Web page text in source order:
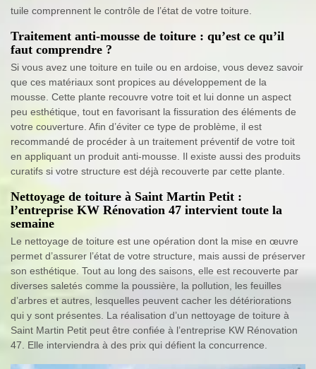
tuile comprennent le contrôle de l’état de votre toiture.
Traitement anti-mousse de toiture : qu’est ce qu’il
faut comprendre ?
Si vous avez une toiture en tuile ou en ardoise, vous devez savoir
que ces matériaux sont propices au développement de la
mousse. Cette plante recouvre votre toit et lui donne un aspect
peu esthétique, tout en favorisant la fissuration des éléments de
votre couverture. Afin d’éviter ce type de problème, il est
recommandé de procéder à un traitement préventif de votre toit
en appliquant un produit anti-mousse. Il existe aussi des produits
curatifs si votre structure est déjà recouverte par cette plante.
Nettoyage de toiture à Saint Martin Petit :
l’entreprise KW Rénovation 47 intervient toute la
semaine
Le nettoyage de toiture est une opération dont la mise en œuvre
permet d’assurer l’état de votre structure, mais aussi de préserver
son esthétique. Tout au long des saisons, elle est recouverte par
diverses saletés comme la poussière, la pollution, les feuilles
d’arbres et autres, lesquelles peuvent cacher les détériorations
qui y sont présentes. La réalisation d’un nettoyage de toiture à
Saint Martin Petit peut être confiée à l’entreprise KW Rénovation
47. Elle interviendra à des prix qui défient la concurrence.